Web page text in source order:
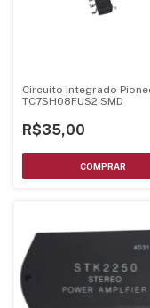
Circuito Integrado
TC7SH08FUS2 SMD
R$35,00